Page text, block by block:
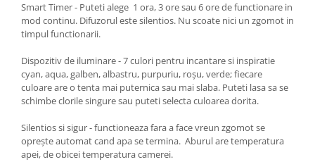
Smart Timer - Puteti alege 1 ora, 3 ore sau 6 ore de functionare in
mod continu. Difuzorul este silentios. Nu scoate nici un zgomot in
timpul functionarii.
Dispozitiv de iluminare - 7 culori pentru incantare si inspiratie
cyan, aqua, galben, albastru, purpuriu, roșu, verde; fiecare
culoare are o tenta mai puternica sau mai slaba. Puteti lasa sa se
schimbe clorile singure sau puteti selecta culoarea dorita.
Silentios si sigur - functioneaza fara a face vreun zgomot se
oprește automat cand apa se termina. Aburul are temperatura
apei, de obicei temperatura camerei.